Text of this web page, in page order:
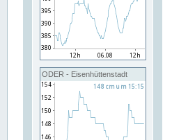
ODER - Eisenhüttenstadt